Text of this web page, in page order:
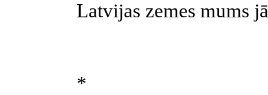
Latvijas zemes mums
*